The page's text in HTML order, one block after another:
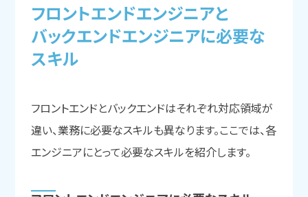
フロントエンドエンジニアと
バックエンドエンジニアに必要な
スキル
フロントエンドとバックエンドはそれぞれ対応領域が
違い、業務に必要なスキルも異なります。ここでは、各
エンジニアにとって必要なスキルを紹介します。